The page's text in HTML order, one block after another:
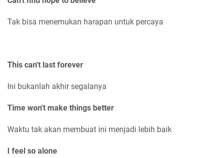
Tak bisa menemukan harapan untuk percaya
This can't last forever
Ini bukanlah akhir segalanya
Time won't make things better
Waktu tak akan membuat ini menjadi lebih baik
I feel so alone